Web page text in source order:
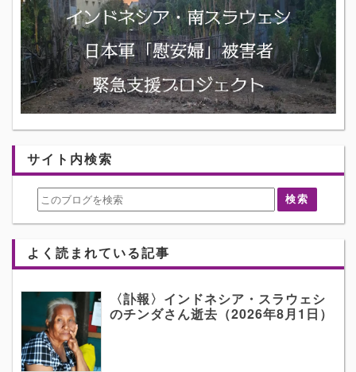
サイト内検索
よく読まれている記事
〈訃報〉インドネシア・スラウェシ
のチンダさん逝去（2026年8月1日）